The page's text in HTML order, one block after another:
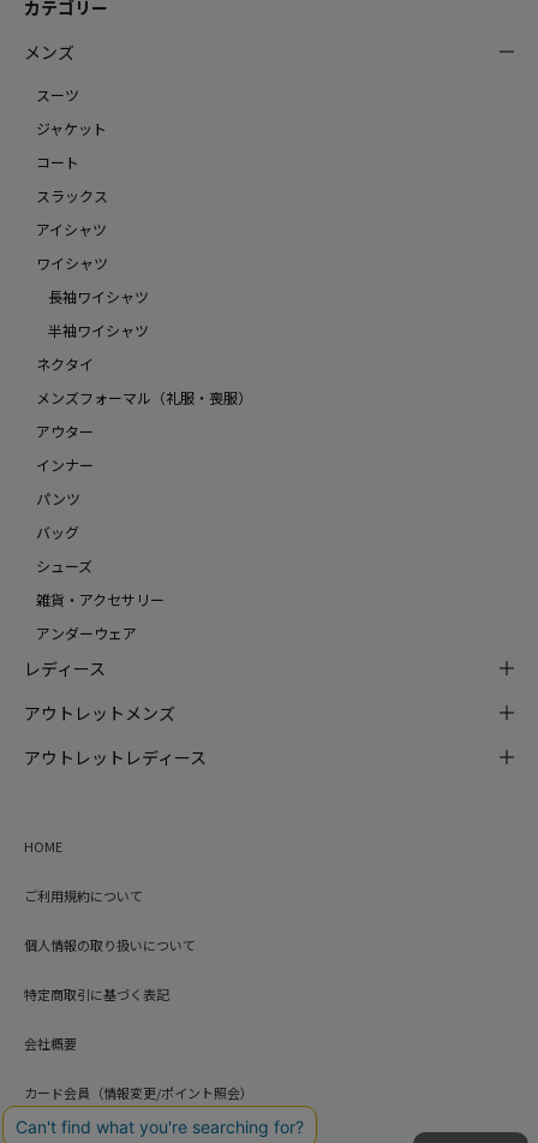
カテゴリー
メンズ
スーツ
ジャケット
コート
スラックス
アイシャツ
ワイシャツ
長袖ワイシャツ
半袖ワイシャツ
ネクタイ
メンズフォーマル（礼服・喪服）
アウター
インナー
パンツ
バッグ
シューズ
雑貨・アクセサリー
アンダーウェア
レディース
アウトレットメンズ
アウトレットレディース
HOME
ご利用規約について
個人情報の取り扱いについて
特定商取引に基づく表記
会社概要
カード会員（情報変更/ポイント照会）